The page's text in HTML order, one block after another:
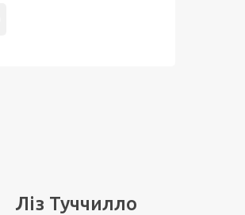
Ліз Туччилло